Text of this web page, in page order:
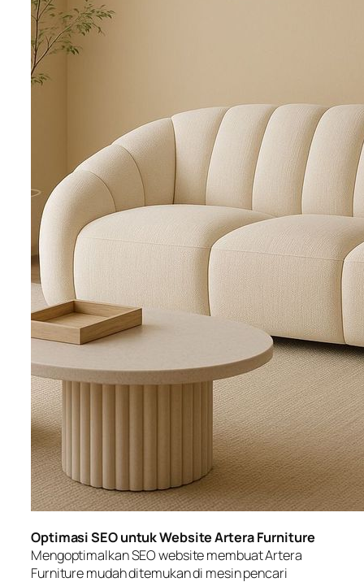
Optimasi SEO untuk Website Artera Furniture
Mengoptimalkan SEO website membuat Artera
Furniture mudah ditemukan di mesin pencari